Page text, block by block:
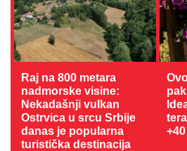
Raj na 800 metara
nadmorske visine:
Nekadašnji vulkan
Ostrvica u srcu Srbije
danas je popularna
turistička destinacija
+40